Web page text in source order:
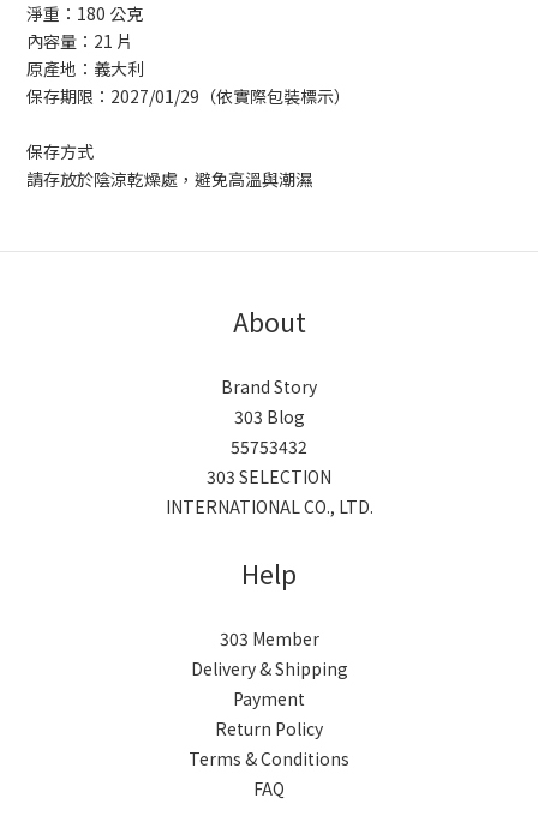
淨重：180 公克
內容量：21 片
原產地：義大利
保存期限：2027/01/29（依實際包裝標示）
保存方式
請存放於陰涼乾燥處，避免高溫與潮濕
About
Brand Story
303 Blog
55753432
303 SELECTION
INTERNATIONAL CO., LTD.
Help
303 Member
Delivery & Shipping
Payment
Return Policy
Terms & Conditions
FAQ